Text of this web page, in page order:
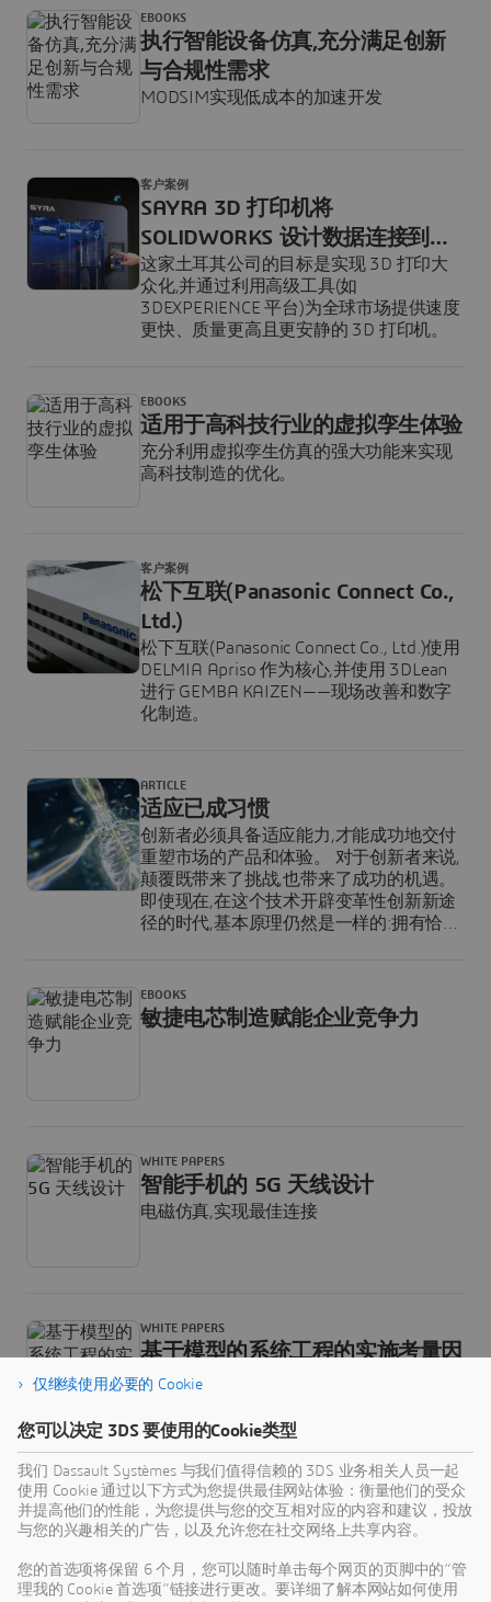
执行智能设备仿真,充分满足创新
与合规性需求
MODSIM实现低成本的加速开发
EBOOKS
SAYRA 3D 打印机将
SOLIDWORKS 设计数据连接到云
端
这家土耳其公司的目标是实现 3D 打印大
众化,并通过利用高级工具(如
3DEXPERIENCE 平台)为全球市场提供速度
更快、质量更高且更安静的 3D 打印机。
客户案例
适用于高科技行业的虚拟孪生体验
充分利用虚拟孪生仿真的强大功能来实现
高科技制造的优化。
EBOOKS
松下互联(Panasonic Connect Co.,
Ltd.)
松下互联(Panasonic Connect Co., Ltd.)使用
DELMIA Apriso 作为核心,并使用 3DLean
进行 GEMBA KAIZEN——现场改善和数字
化制造。
客户案例
适应已成习惯
创新者必须具备适应能力,才能成功地交付
重塑市场的产品和体验。 对于创新者来说,
颠覆既带来了挑战,也带来了成功的机遇。
即使现在,在这个技术开辟变革性创新新途
径的时代,基本原理仍然是一样的:拥有恰当
ARTICLE
敏捷电芯制造赋能企业竞争力
EBOOKS
智能手机的 5G 天线设计
电磁仿真,实现最佳连接
WHITE PAPERS
基于模型的系统工程的实施考量因
素
书分享了取得成功的基于模型的系统工程
(MBSE)实践的关键组成部分。
WHITE PAPERS
设计体验的数字化转型
PRESS RELEASE
仅继续使用必要的 Cookie
您可以决定 3DS 要使用的Cookie类型
我们 Dassault Systèmes 与我们值得信赖的 3DS 业务相关人员一起
使用 Cookie 通过以下方式为您提供最佳网站体验：衡量他们的受众
并提高他们的性能，为您提供与您的交互相对应的内容和建议，投放
与您的兴趣相关的广告，以及允许您在社交网络上共享内容。
您的首选项将保留 6 个月，您可以随时单击每个网页的页脚中的“管
理我的 Cookie 首选项”链接进行更改。要详细了解本网站如何使用